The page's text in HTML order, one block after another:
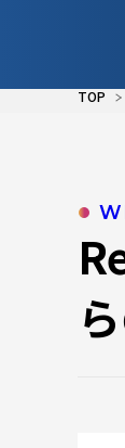
TOP